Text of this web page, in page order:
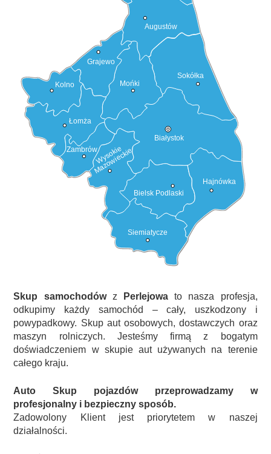
Siemiatycze
Bielsk Podlaski
Hajnówka
Sokółka
Mońki
Grajewo
Kolno
Łomża
ZambrówWysokie
Mazowieckie
Augustów
Białystok
Skup samochodówz Perlejowato nasza profesja,
odkupimy każdy samochód – cały, uszkodzony i
powypadkowy. Skup aut osobowych, dostawczych oraz
maszyn rolniczych. Jesteśmy firmą z bogatym
doświadczeniem w skupie aut używanych na terenie
całego kraju.
Auto Skup pojazdów przeprowadzamy w
profesjonalny i bezpieczny sposób.
Zadowolony Klient jest priorytetem w naszej
działalności.